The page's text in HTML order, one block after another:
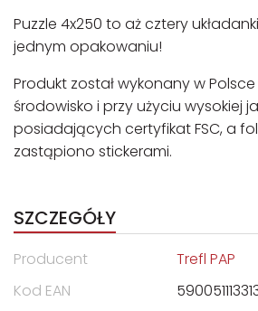
Puzzle 4x250 to aż cztery
jednym opakowaniu!
Produkt został wykonany w
środowisko i przy użyciu wysokiej
posiadających certyfikat FSC, a
zastąpiono stickerami.
SZCZEGÓŁY
Producent
Trefl PAP
Kod EAN